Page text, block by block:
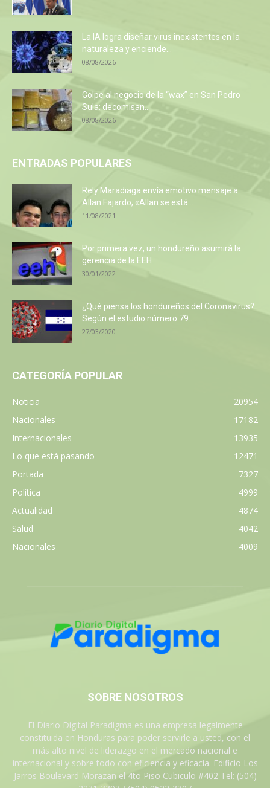
La IA logra diseñar virus inexistentes en la
naturaleza y enciende...
08/08/2026
Golpe al negocio de la “wax” en San Pedro
Sula: decomisan...
08/08/2026
ENTRADAS POPULARES
Rely Maradiaga envía emotivo mensaje a
Allan Fajardo, «Allan se está...
11/08/2021
Por primera vez, un hondureño asumirá la
gerencia de la EEH
30/01/2022
¿Qué piensa los hondureños del Coronavirus?
Según el estudio número 79...
27/03/2020
CATEGORÍA POPULAR
Noticia
20954
Nacionales
17182
Internacionales
13935
Lo que está pasando
12471
Portada
7327
Política
4999
Actualidad
4874
Salud
4042
Nacionales
4009
SOBRE NOSOTROS
El Diario Digital Paradigma es una empresa legalmente
constituida en Honduras para poder servirle a usted, con el
más alto nivel de liderazgo en el mercado nacional e
internacional y sobre todo con eficiencia y eficacia. Edificio Los
Jarros Boulevard Morazan el 4to Piso Cubiculo #402 Tel: (504)